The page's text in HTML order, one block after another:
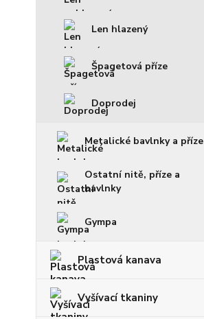
Len hlazený
Špagetová příze
Doprodej
Metalické bavlnky a příze
Ostatní nitě, příze a
bavlnky
Gympa
Plastová kanava
Vyšívací tkaniny